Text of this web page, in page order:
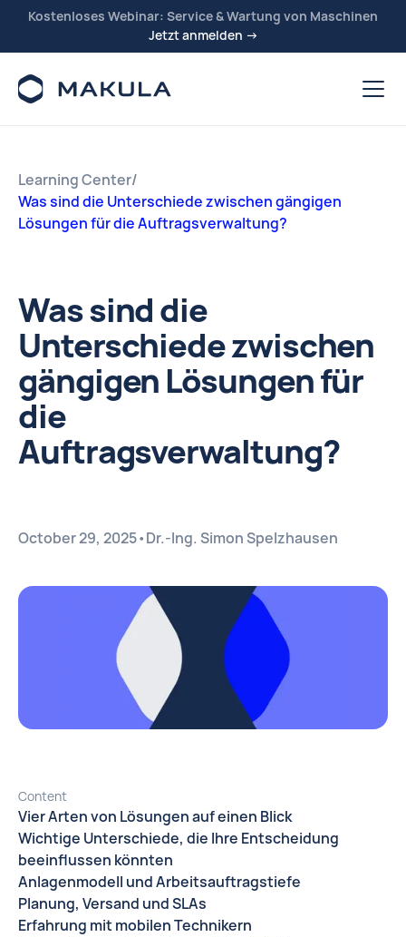
Kostenloses Webinar: Service & Wartung von Maschinen
Jetzt anmelden →
Learning Center/
Was sind die Unterschiede zwischen gängigen
Lösungen für die Auftragsverwaltung?
Was sind die
Unterschiede zwischen
gängigen Lösungen für
die
Auftragsverwaltung?
October 29, 2025•Dr.-Ing. Simon Spelzhausen
Content
Vier Arten von Lösungen auf einen Blick
Wichtige Unterschiede, die Ihre Entscheidung
beeinflussen könnten
Anlagenmodell und Arbeitsauftragstiefe
Planung, Versand und SLAs
Erfahrung mit mobilen Technikern